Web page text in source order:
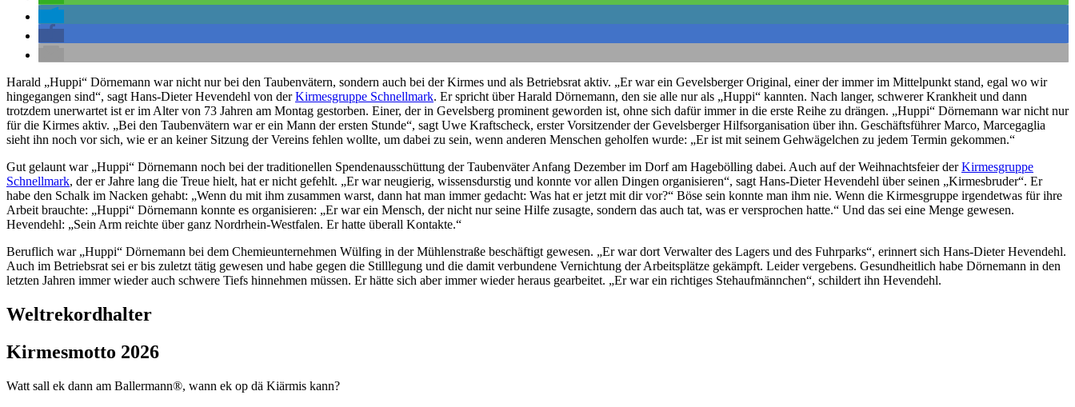
Harald „Huppi“ Dörnemann war nicht nur bei den Taubenvätern, sondern auch bei der Kirmes und als Betriebsrat aktiv. „Er war ein Gevelsberger Original, einer der immer im Mittelpunkt stand, egal wo wir
hingegangen sind“, sagt Hans-Dieter Hevendehl von derKirmesgruppe Schnellmark. Er spricht über Harald Dörnemann, den sie alle nur als „Huppi“ kannten. Nach langer, schwerer Krankheit und dann
trotzdem unerwartet ist er im Alter von 73 Jahren am Montag gestorben. Einer, der in Gevelsberg prominent geworden ist, ohne sich dafür immer in die erste Reihe zu drängen. „Huppi“ Dörnemann war nicht nur
für die Kirmes aktiv. „Bei den Taubenvätern war er ein Mann der ersten Stunde“, sagt Uwe Kraftscheck, erster Vorsitzender der Gevelsberger Hilfsorganisation über ihn. Geschäftsführer Marco, Marcegaglia
sieht ihn noch vor sich, wie er an keiner Sitzung der Vereins fehlen wollte, um dabei zu sein, wenn anderen Menschen geholfen wurde: „Er ist mit seinem Gehwägelchen zu jedem Termin gekommen.“
Gut gelaunt war „Huppi“ Dörnemann noch bei der traditionellen Spendenausschüttung der Taubenväter Anfang Dezember im Dorf am Hagebölling dabei. Auch auf der Weihnachtsfeier derKirmesgruppe
Schnellmark, der er Jahre lang die Treue hielt, hat er nicht gefehlt. „Er war neugierig, wissensdurstig und konnte vor allen Dingen organisieren“, sagt Hans-Dieter Hevendehl über seinen „Kirmesbruder“. Er
habe den Schalk im Nacken gehabt: „Wenn du mit ihm zusammen warst, dann hat man immer gedacht: Was hat er jetzt mit dir vor?“ Böse sein konnte man ihm nie. Wenn die Kirmesgruppe irgendetwas für ihre
Arbeit brauchte: „Huppi“ Dörnemann konnte es organisieren: „Er war ein Mensch, der nicht nur seine Hilfe zusagte, sondern das auch tat, was er versprochen hatte.“ Und das sei eine Menge gewesen.
Hevendehl: „Sein Arm reichte über ganz Nordrhein-Westfalen. Er hatte überall Kontakte.“
Beruflich war „Huppi“ Dörnemann bei dem Chemieunternehmen Wülfing in der Mühlenstraße beschäftigt gewesen. „Er war dort Verwalter des Lagers und des Fuhrparks“, erinnert sich Hans-Dieter Hevendehl.
Auch im Betriebsrat sei er bis zuletzt tätig gewesen und habe gegen die Stilllegung und die damit verbundene Vernichtung der Arbeitsplätze gekämpft. Leider vergebens. Gesundheitlich habe Dörnemann in den
letzten Jahren immer wieder auch schwere Tiefs hinnehmen müssen. Er hätte sich aber immer wieder heraus gearbeitet. „Er war ein richtiges Stehaufmännchen“, schildert ihn Hevendehl.
Weltrekordhalter
Kirmesmotto 2026
Watt sall ek dann am Ballermann®, wann ek op dä Kiärmis kann?